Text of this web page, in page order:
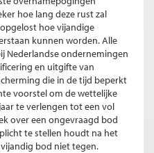
hoe lang deze rust zal
hoe vijandige
kunnen worden. Alle
Nederlandse ondernemingen
en uitgifte van
die in de tijd beperkt
voorstel om de wettelijke
te verlengen tot een vol
over een ongevraagd bod
te stellen houdt na het
vijandig bod niet tegen.